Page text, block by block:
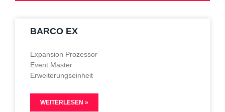
BARCO EX
Expansion Prozessor
Event Master
Erweiterungseinheit
WEITERLESEN »